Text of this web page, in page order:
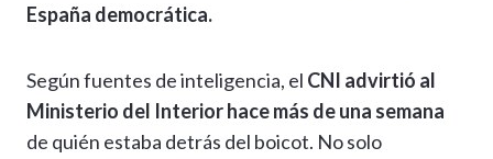
España democrática.
Según fuentes de inteligencia, el CNI advirtió al
Ministerio del Interior hace más de una semana
de quién estaba detrás del boicot. No solo